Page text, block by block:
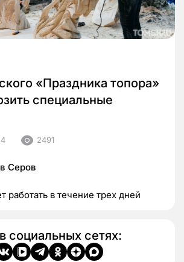
«Праздника топора»
специальные
2491
Серов
работать в течение трех дней
социальных сетях: